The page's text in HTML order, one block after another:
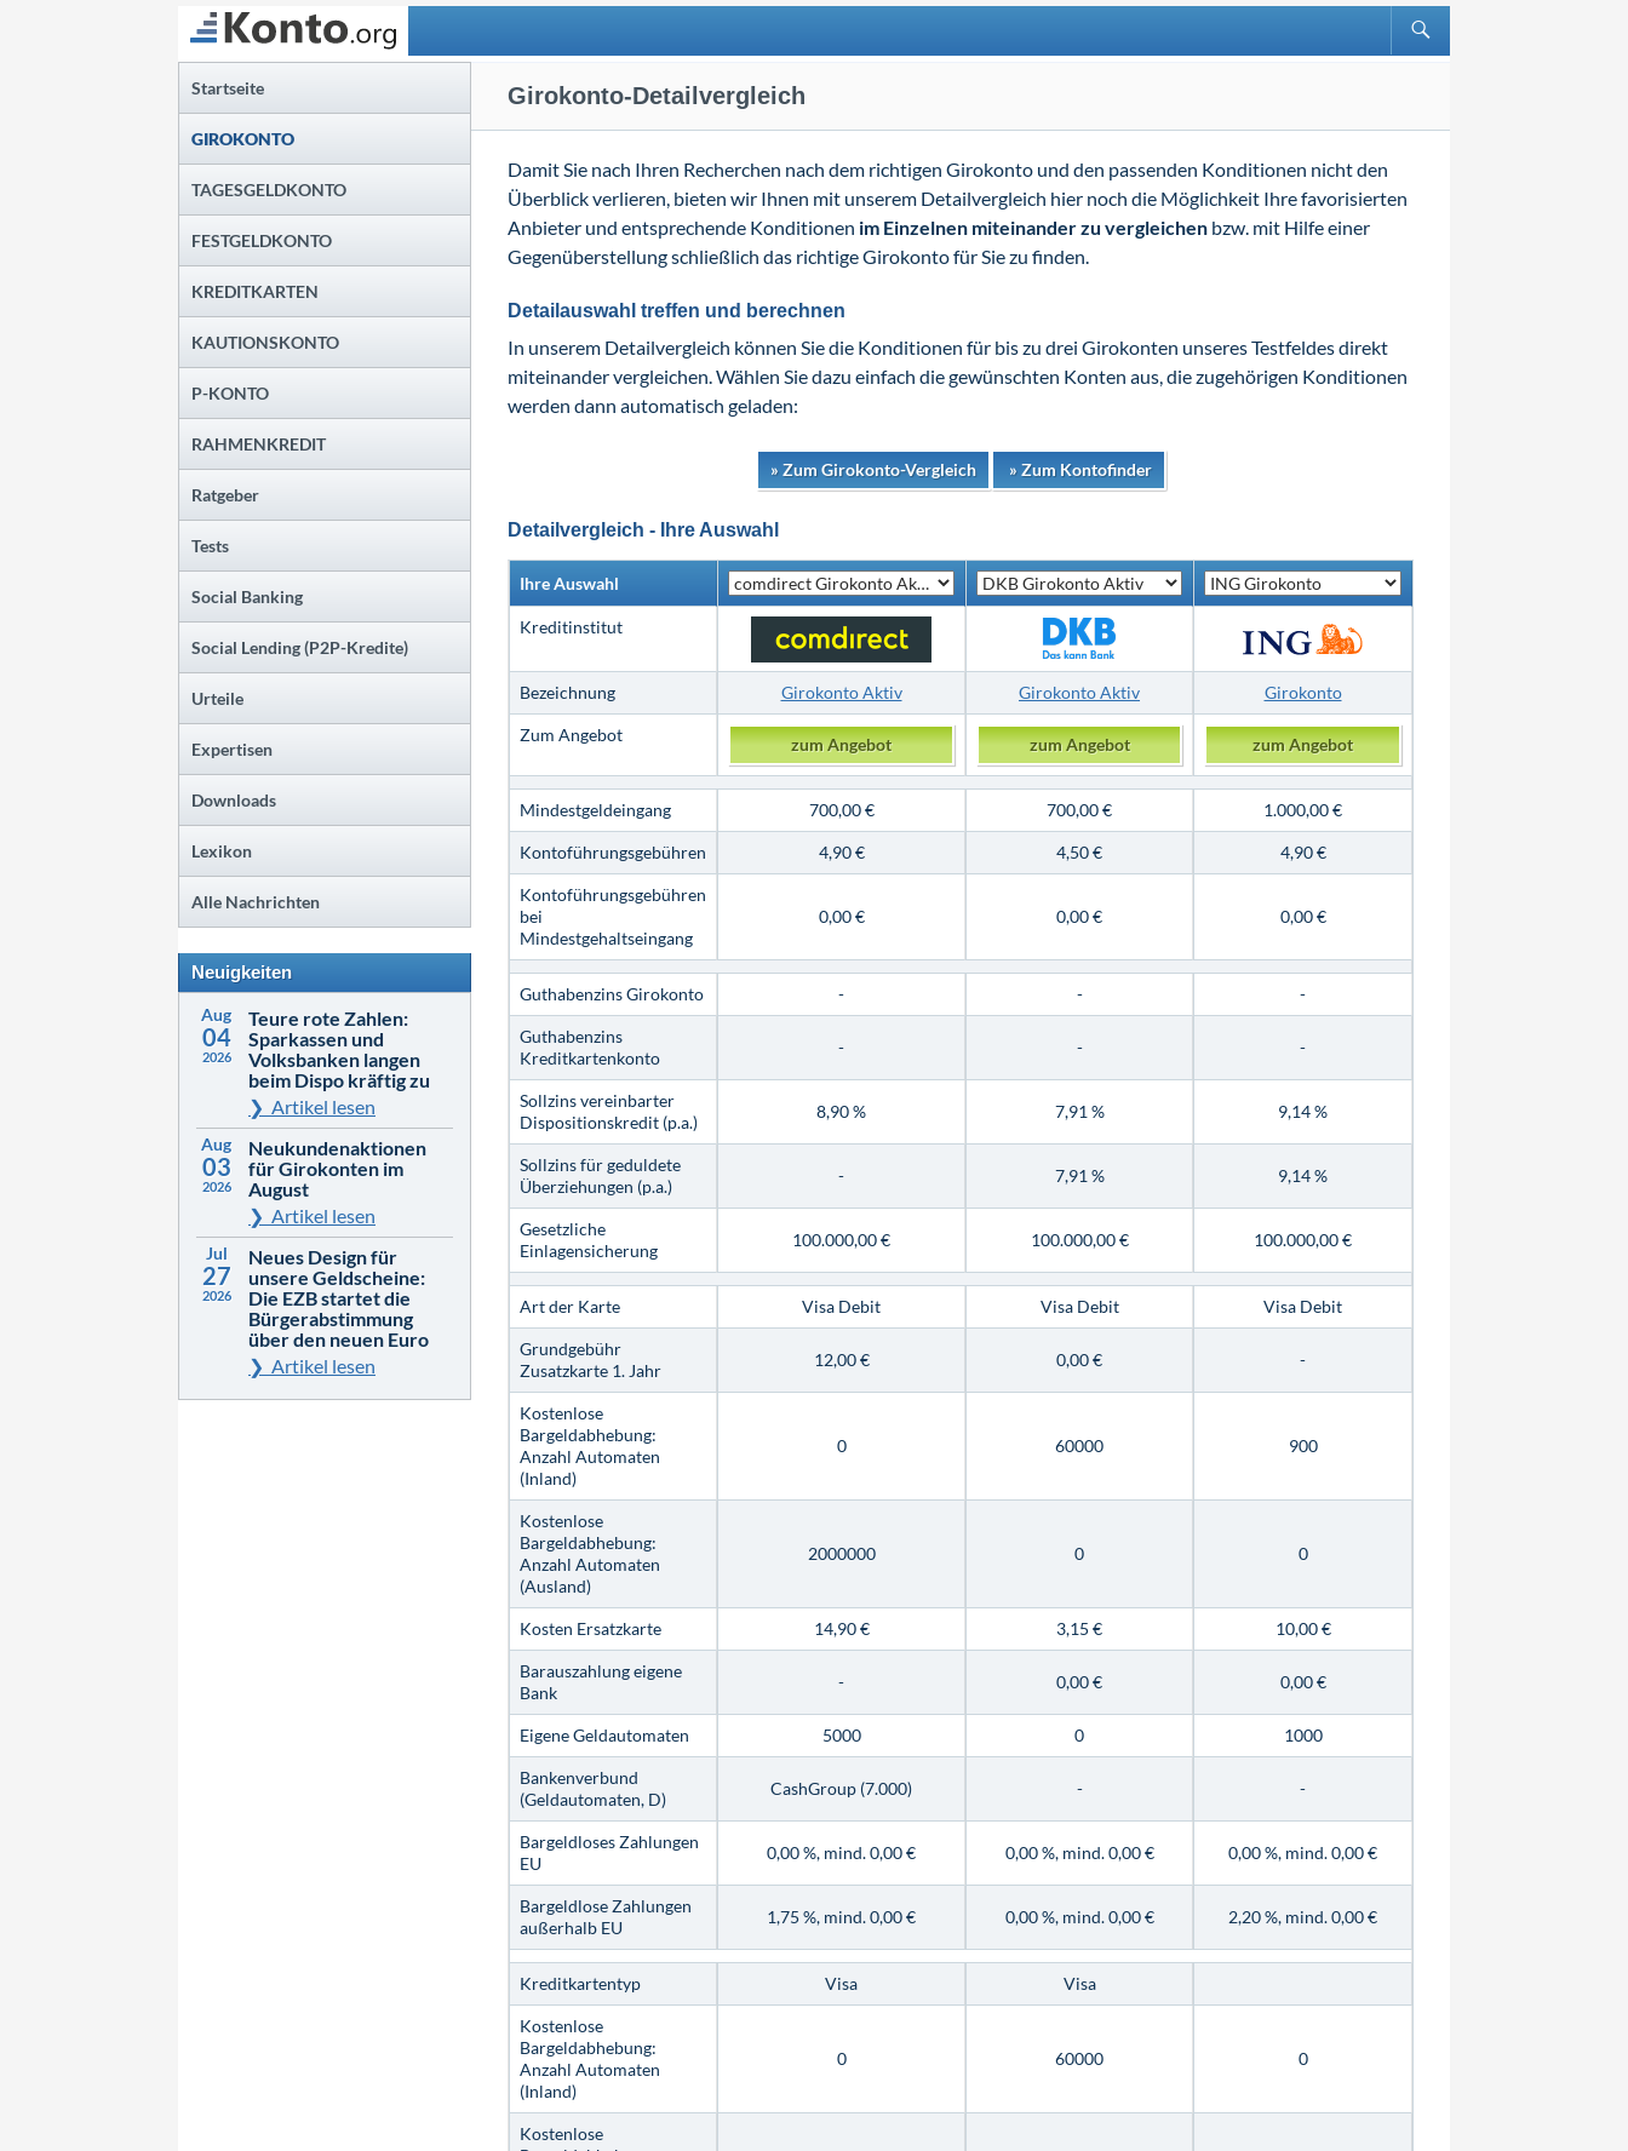
Suchen
Girokonto-Detailvergleich
Damit Sie nach Ihren Recherchen nach dem richtigen Girokonto und den passenden Konditionen nicht den
Überblick verlieren, bieten wir Ihnen mit unserem Detailvergleich hier noch die Möglichkeit Ihre favorisierten
Anbieter und entsprechende Konditionen im Einzelnen miteinander zu vergleichen bzw. mit Hilfe einer
Gegenüberstellung schließlich das richtige Girokonto für Sie zu finden.
Detailauswahl treffen und berechnen
In unserem Detailvergleich können Sie die Konditionen für bis zu drei Girokonten unseres Testfeldes direkt
miteinander vergleichen. Wählen Sie dazu einfach die gewünschten Konten aus, die zugehörigen Konditionen
werden dann automatisch geladen:
» Zum Girokonto-Vergleich » Zum Kontofinder
Detailvergleich - Ihre Auswahl
Ihre Auswahl
Kreditinstitut
Bezeichnung Girokonto Aktiv Girokonto Aktiv Girokonto
Zum Angebot zum Angebot zum Angebot zum Angebot
Mindestgeldeingang 700,00 € 700,00 € 1.000,00 €
Kontoführungsgebühren 4,90 € 4,50 € 4,90 €
Kontoführungsgebühren
bei
Mindestgehaltseingang
0,00 € 0,00 € 0,00 €
Guthabenzins Girokonto - - -
Guthabenzins
Kreditkartenkonto
- - -
Sollzins vereinbarter
Dispositionskredit (p.a.)
8,90 % 7,91 % 9,14 %
Sollzins für geduldete
Überziehungen (p.a.)
- 7,91 % 9,14 %
Gesetzliche
Einlagensicherung
100.000,00 € 100.000,00 € 100.000,00 €
Art der Karte Visa Debit Visa Debit Visa Debit
Grundgebühr
Zusatzkarte 1. Jahr
12,00 € 0,00 € -
Kostenlose
Bargeldabhebung:
Anzahl Automaten
(Inland)
0 60000 900
Kostenlose
Bargeldabhebung:
Anzahl Automaten
(Ausland)
2000000 0 0
Kosten Ersatzkarte 14,90 € 3,15 € 10,00 €
Barauszahlung eigene
Bank
- 0,00 € 0,00 €
Eigene Geldautomaten 5000 0 1000
Bankenverbund
(Geldautomaten, D)
CashGroup (7.000) - -
Bargeldloses Zahlungen
EU
0,00 %, mind. 0,00 € 0,00 %, mind. 0,00 € 0,00 %, mind. 0,00 €
Bargeldlose Zahlungen
außerhalb EU
1,75 %, mind. 0,00 € 0,00 %, mind. 0,00 € 2,20 %, mind. 0,00 €
Kreditkartentyp Visa Visa
Kostenlose
Bargeldabhebung:
Anzahl Automaten
(Inland)
0 60000 0
Kostenlose
Startseite
GIROKONTO
TAGESGELDKONTO
FESTGELDKONTO
KREDITKARTEN
KAUTIONSKONTO
P-KONTO
RAHMENKREDIT
Ratgeber
Tests
Social Banking
Social Lending (P2P-Kredite)
Urteile
Expertisen
Downloads
Lexikon
Alle Nachrichten
Neuigkeiten
Teure rote Zahlen:
Sparkassen und
Volksbanken langen
beim Dispo kräftig zu
Artikel lesen
Aug
04
2026
Neukundenaktionen
für Girokonten im
August
Artikel lesen
Aug
03
2026
Neues Design für
unsere Geldscheine:
Die EZB startet die
Bürgerabstimmung
über den neuen Euro
Artikel lesen
Jul
27
2026